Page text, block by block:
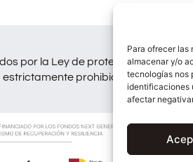
Para ofrecer las
almacenar y/o
tecnologías nos
identificaciones
afectar
por la Ley de protección de
prohibida y será